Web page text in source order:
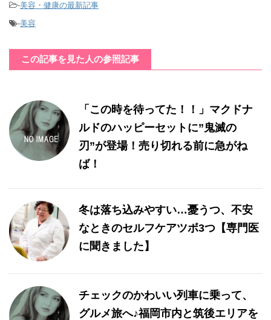
-美容・健康の最新記事
-美容
この記事を見た人の参照記事
「この時を待ってた！！」マクドナ
ルドのハッピーセットに”鬼滅の
刃”が登場！売り切れる前に急がね
ば！
冬は落ち込みやすい…憂うつ、不安
なときのセルフケアツボ3つ【専門医
に聞きました】
チェックのかわいい列車に乗って、
グルメ旅へ♪福岡市内と筑後エリアを